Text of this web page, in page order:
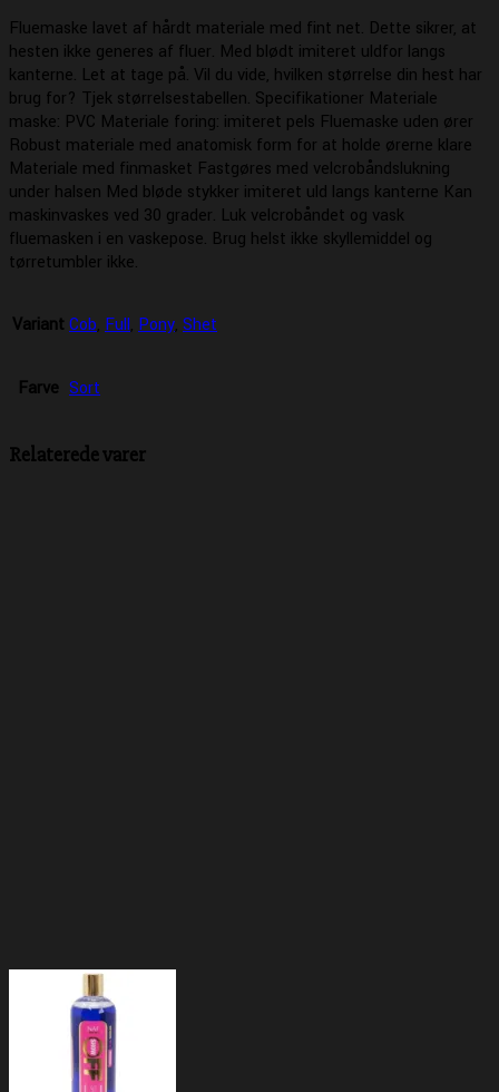
Fluemaske lavet af hårdt materiale med fint net. Dette sikrer, at
hesten ikke generes af fluer. Med blødt imiteret uldfor langs
kanterne. Let at tage på. Vil du vide, hvilken størrelse din hest har
brug for? Tjek størrelsestabellen. Specifikationer Materiale
maske: PVC Materiale foring: imiteret pels Fluemaske uden ører
Robust materiale med anatomisk form for at holde ørerne klare
Materiale med finmasket Fastgøres med velcrobåndslukning
under halsen Med bløde stykker imiteret uld langs kanterne Kan
maskinvaskes ved 30 grader. Luk velcrobåndet og vask
fluemasken i en vaskepose. Brug helst ikke skyllemiddel og
tørretumbler ikke.
Variant Cob, Full, Pony, Shet
Farve Sort
Relaterede varer